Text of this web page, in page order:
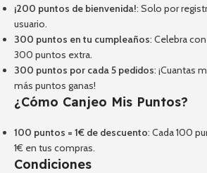
¡200 puntos de bienvenida!: Solo por
usuario.
300 puntos en tu cumpleaños: Celebra
300 puntos extra.
300 puntos por cada 5 pedidos: ¡Cuantas
más puntos ganas!
¿Cómo Canjeo Mis Puntos?
100 puntos = 1€ de descuento: Cada 100
1€ en tus compras.
Condiciones